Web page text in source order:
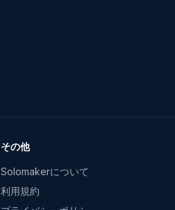
その他
Solomakerについて
利用規約